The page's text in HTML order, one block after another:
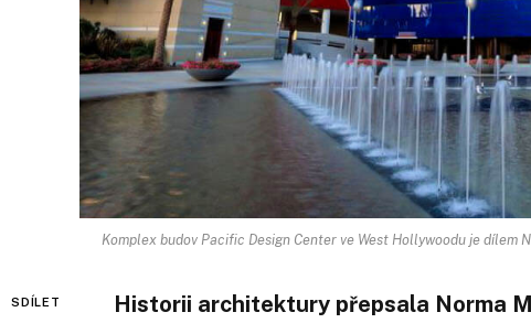
Komplex budov Pacific Design Center ve West Hollywoodu je
SDÍLET
Historii architektury přepsala Norma